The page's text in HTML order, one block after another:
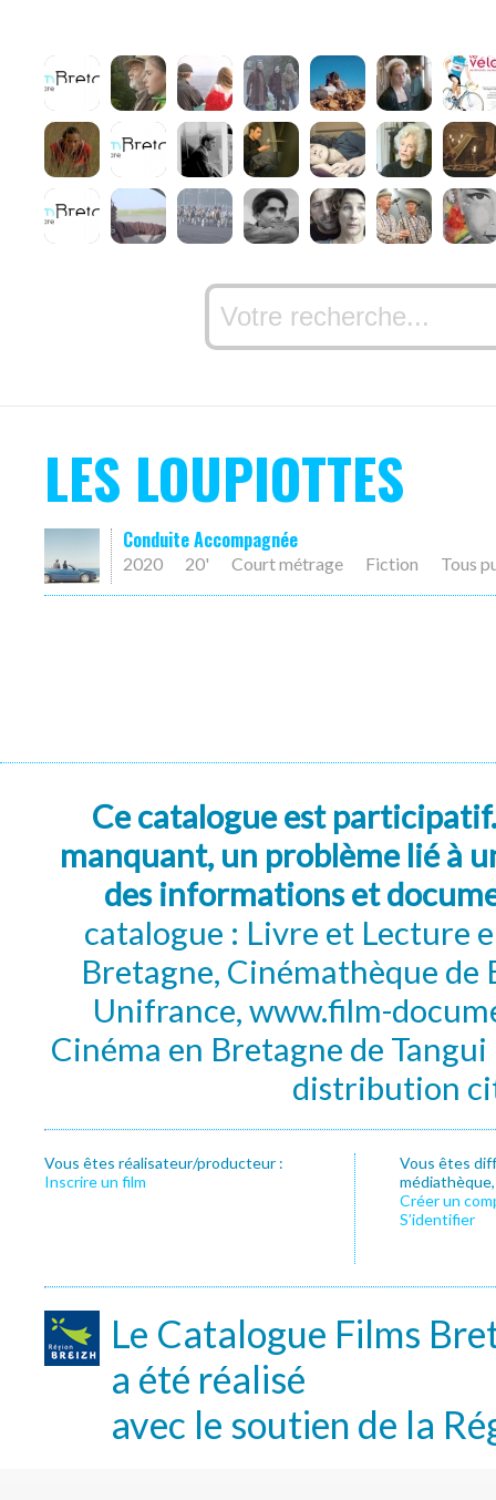
LES LOUPIOTTES
Conduite Accompagnée
2020 20' Court métrage Fiction Tous
Ce catalogue est
manquant, un problème lié à
des informations et
catalogue : Livre et Lecture
Bretagne, Cinémathèque de
Unifrance, www.film-
Cinéma en Bretagne de
distribution
Vous êtes réalisateur/producteur :
Inscrire un film
Vous êtes
Créer un
S’identifier
Le Catalogue Films
a été réalisé
avec le soutien de la